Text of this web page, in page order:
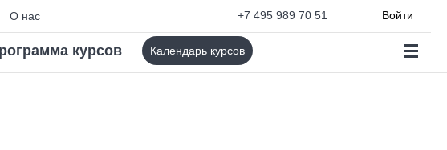
О нас +7 495 989 70 51 Войти
курсов Календарь курсов